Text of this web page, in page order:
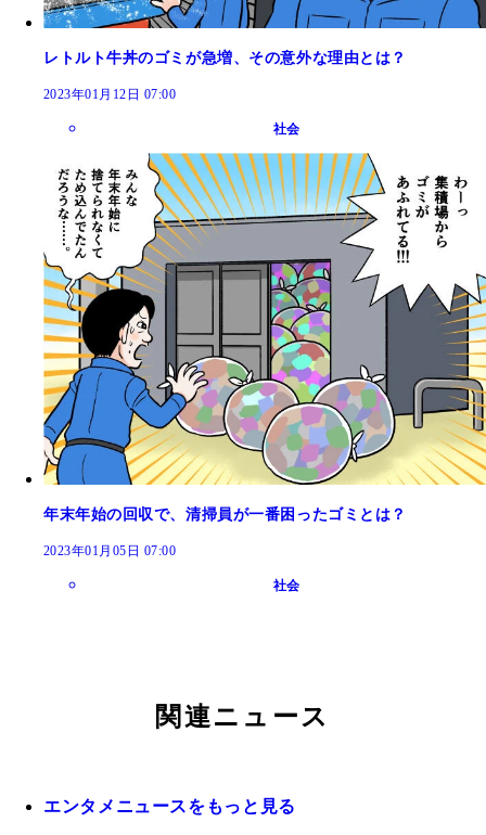
レトルト牛丼のゴミが急増、その意外な理由とは？
2023年01月12日 07:00
社会
年末年始の回収で、清掃員が一番困ったゴミとは？
2023年01月05日 07:00
社会
関連ニュース
エンタメニュースをもっと見る